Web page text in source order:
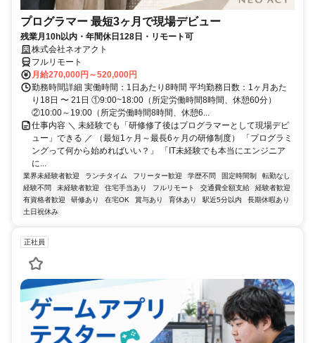
プログラマー 最短3ヶ月で現場デビュー
残業月10h以内・年間休日128日・リモート可
株式会社ネオアクト
フルリモート
月給270,000円～520,000円
勤務時間詳細 実働時間：1日あたり8時間 平均勤務日数：1ヶ月あた
り18日 〜 21日 ①9:00~18:00（所定労働時間8時間、休憩60分）
②10:00～19:00（所定労働時間8時間、休憩6...
仕事内容 ＼ 未経験でも「研修修了後はプログラマーとして現場デビ
ュー」できる ／ （最短1ヶ月～最長6ヶ月の研修制度） 「プログラミ
ングって何から始めればいい？」 「IT未経験でも本当にエンジニア
に...
業界未経験者歓迎 ランチタイム フリーター歓迎 学歴不問 固定時間制
転勤なし
経験不問
未経験者歓迎 住宅手当あり フルリモート 交通費全額支給
経験者歓迎
有資格者歓迎
研修あり 在宅OK 賞与あり 育休あり 駅近5分以内
長期休暇あり
土日祝休み
正社員